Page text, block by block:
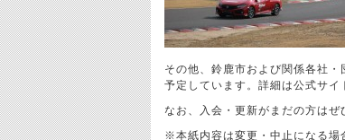
その他、鈴鹿市および関係各社
予定しています。詳細は公式サ
なお、入会・更新がまだの方はぜ
※本紙内容は変更・中止になる場